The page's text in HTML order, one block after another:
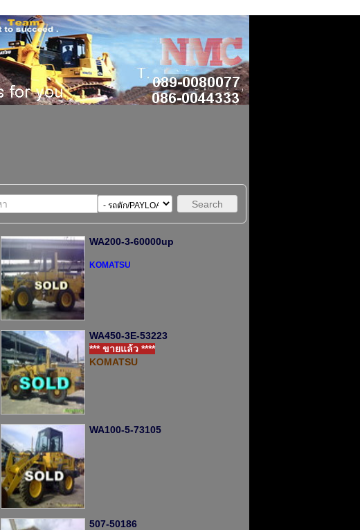
Search
WA200-3-60000up
KOMATSU
WA450-3E-53223
*** ขายแล้ว ****
KOMATSU
WA100-5-73105
507-50186